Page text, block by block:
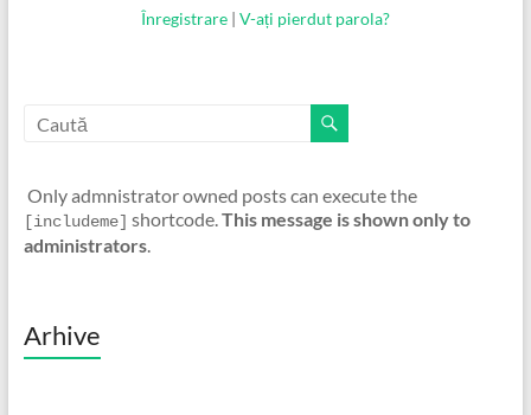
Înregistrare| V-ați pierdut parola?
Only admnistrator owned posts can execute the
[includeme] shortcode.This message is shown only to
administrators.
Arhive